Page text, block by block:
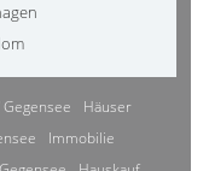
Häuser
Immobilie